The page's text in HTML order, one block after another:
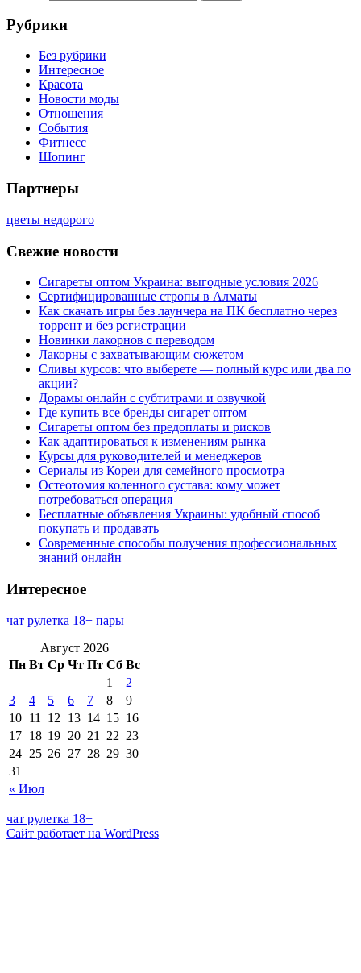
Рубрики
Без рубрики
Интересное
Красота
Новости моды
Отношения
События
Фитнесс
Шопинг
Партнеры
цветы недорого
Свежие новости
Сигареты оптом Украина: выгодные условия 2026
Сертифицированные стропы в Алматы
Как скачать игры без лаунчера на ПК бесплатно через
торрент и без регистрации
Новинки лакорнов с переводом
Лакорны с захватывающим сюжетом
Сливы курсов: что выберете — полный курс или два по
акции?
Дорамы онлайн с субтитрами и озвучкой
Где купить все бренды сигарет оптом
Сигареты оптом без предоплаты и рисков
Как адаптироваться к изменениям рынка
Курсы для руководителей и менеджеров
Сериалы из Кореи для семейного просмотра
Остеотомия коленного сустава: кому может
потребоваться операция
Бесплатные объявления Украины: удобный способ
покупать и продавать
Современные способы получения профессиональных
знаний онлайн
Интересное
чат рулетка 18+ пары
Август 2026
Пн Вт Ср Чт Пт Сб Вс
« Июл
1
2
3
4 5 6 7 8
9
10 11 12 13 14 15 16
17 18 19 20 21 22 23
24 25 26 27 28 29 30
31
чат рулетка 18+
Сайт работает на WordPress